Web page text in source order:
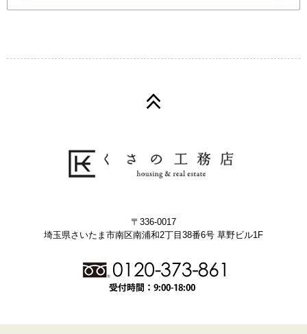
〒336-0017
埼玉県さいたま市南区南浦和2丁目38番6号 草野ビル1F